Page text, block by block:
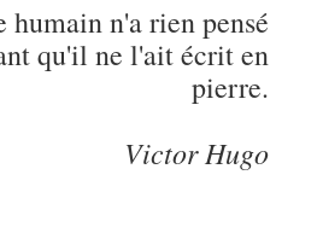
humain n'a rien pensé
qu'il ne l'ait écrit en
pierre.
Victor Hugo